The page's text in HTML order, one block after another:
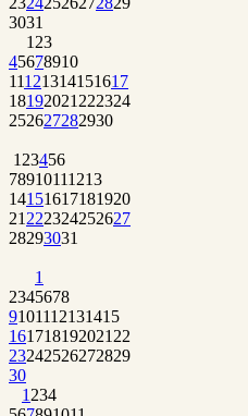
3031
1 23
45678910
11121314151617
18192021 222324
252627282930
1 23456
78910111213
14151617181920
21 222324252627
28293031
1
2345678
9101112131415
161718192021 22
23242526272829
30
1 234